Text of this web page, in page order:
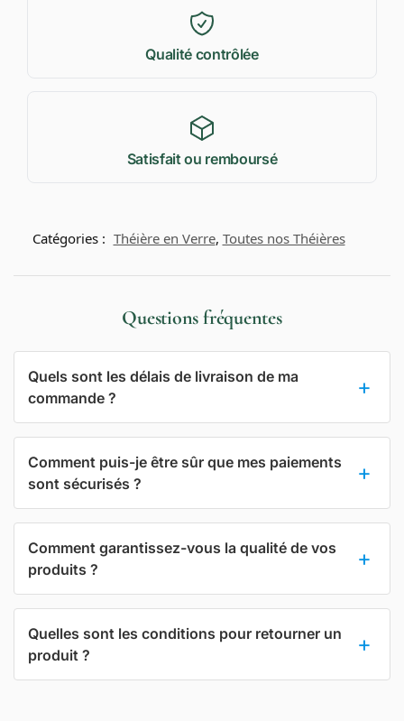
Qualité contrôlée
Satisfait ou remboursé
Catégories : Théière en Verre, Toutes nos Théières
Questions fréquentes
Quels sont les délais de livraison de ma
commande ?
Comment puis-je être sûr que mes paiements
sont sécurisés ?
Comment garantissez-vous la qualité de vos
produits ?
Quelles sont les conditions pour retourner un
produit ?